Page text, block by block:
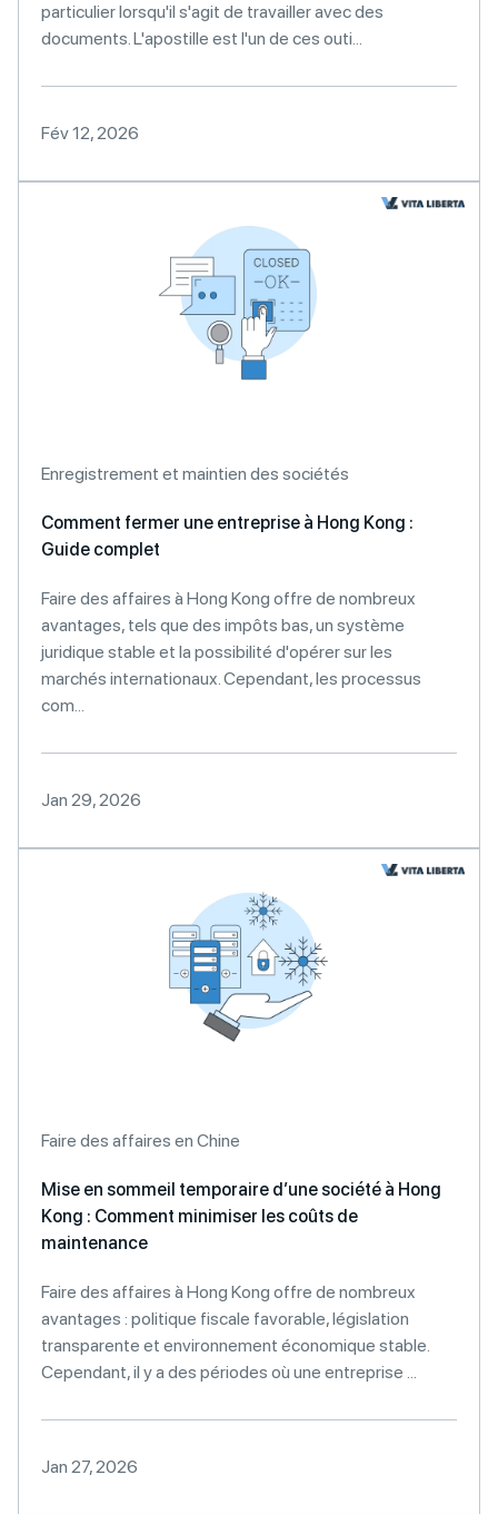
particulier lorsqu'il s'agit de travailler avec des
documents. L'apostille est l'un de ces outi...
Fév 12, 2026
Enregistrement et maintien des sociétés
Comment fermer une entreprise à Hong Kong :
Guide complet
Faire des affaires à Hong Kong offre de nombreux
avantages, tels que des impôts bas, un système
juridique stable et la possibilité d'opérer sur les
marchés internationaux. Cependant, les processus
com...
Jan 29, 2026
Faire des affaires en Chine
Mise en sommeil temporaire d’une société à Hong
Kong : Comment minimiser les coûts de
maintenance
Faire des affaires à Hong Kong offre de nombreux
avantages : politique fiscale favorable, législation
transparente et environnement économique stable.
Cependant, il y a des périodes où une entreprise ...
Jan 27, 2026